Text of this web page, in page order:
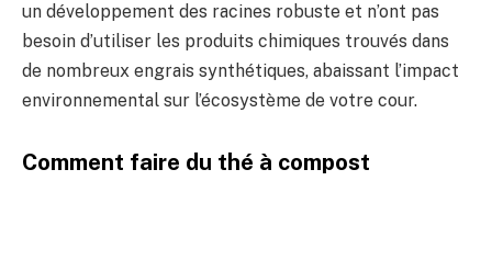
un développement des racines robuste et n’ont pas
besoin d’utiliser les produits chimiques trouvés dans
de nombreux engrais synthétiques, abaissant l’impact
environnemental sur l’écosystème de votre cour.
Comment faire du thé à compost